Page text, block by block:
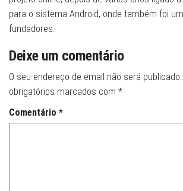
para o sistema Android, onde também foi
fundadores.
Deixe um comentário
O seu endereço de email não será publicado.
obrigatórios marcados com *
Comentário *